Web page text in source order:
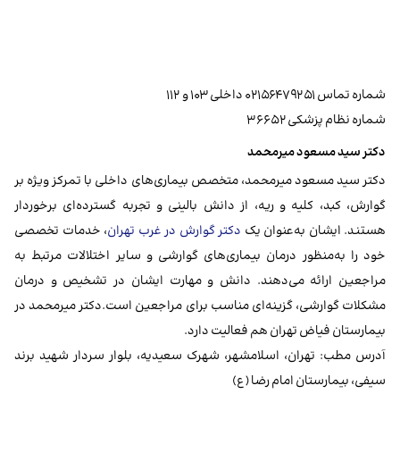
شماره تماس ۰۲۱۵۶۴۷۹۲۵۱ داخلی ۱۰۳ و ۱۱۲
شماره نظام پزشکی ۳۶۶۵۲
دکتر سید مسعود میرمحمد
دکتر سید مسعود میرمحمد، متخصص بیماری‌های داخلی با تمرکز ویژه بر
گوارش، کبد، کلیه و ریه، از دانش بالینی و تجربه گسترده‌ای برخوردار
هستند. ایشان به‌عنوان یک دکتر گوارش در غرب تهران، خدمات تخصصی
خود را به‌منظور درمان بیماری‌های گوارشی و سایر اختلالات مرتبط به
مراجعین ارائه می‌دهند. دانش و مهارت ایشان در تشخیص و درمان
مشکلات گوارشی، گزینه‌ای مناسب برای مراجعین است.دکتر میرمحمد در
بیمارستان فیاض تهران هم فعالیت دارد.
آدرس مطب: تهران، اسلامشهر، شهرک سعیدیه، بلوار سردار شهید برند
سیفی، بیمارستان امام رضا (ع)